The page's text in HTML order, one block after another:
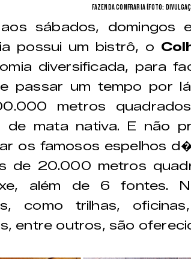
Fazenda Confraria (Foto:
sábados, domingos
possui um bistrô, o
diversificada, para
passar um tempo por
metros
de mata nativa. E não
os famosos espelhos
de 20.000 metros
além de 6 fontes.
como trilhas,
entre outros, são